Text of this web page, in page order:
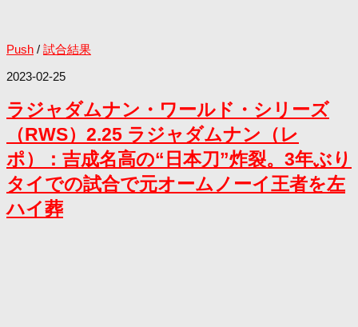
Push / 試合結果
2023-02-25
ラジャダムナン・ワールド・シリーズ
（RWS）2.25 ラジャダムナン（レ
ポ）：吉成名高の“日本刀”炸裂。3年ぶり
タイでの試合で元オームノーイ王者を左
ハイ葬